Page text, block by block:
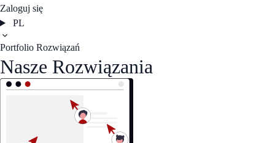
Zaloguj się
PL
Portfolio Rozwiązań
Nasze Rozwiązania